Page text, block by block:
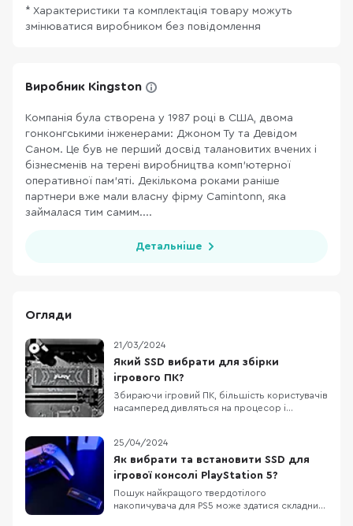
* Характеристики та комплектація товару можуть
змінюватися виробником без повідомлення
Виробник Kingston
Компанія була створена у 1987 році в США, двома
гонконгськими інженерами: Джоном Ту та Девідом
Саном. Це був не перший досвід талановитих вчених і
бізнесменів на терені виробництва комп’ютерної
оперативної пам'яті. Декількома роками раніше
партнери вже мали власну фірму Camintonn, яка
займалася тим самим....
Детальніше
Огляди
21/03/2024
Який SSD вибрати для збірки
ігрового ПК?
Збираючи ігровий ПК, більшість користувачів
насамперед дивляться на процесор і
2. Але щоб ваші 120 FPS не перетворилися на
слайд-шоу через 5 секунд, потрібен ще й
швидкий твердотільний накопичувач.
Сьогодні
25/04/2024
Як вибрати та встановити SSD для
ігрової консолі PlayStation 5?
Пошук найкращого твердотілого
накопичувача для PS5 може здатися складним